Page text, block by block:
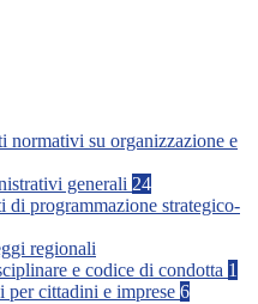
normativi su organizzazione e
generali 24
di programmazione strategico-
regionali
e codice di condotta 1
cittadini e imprese 6